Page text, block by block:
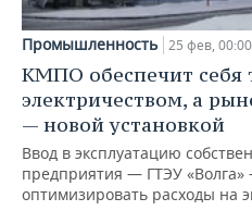
Промышленность 25 фев, 00:00
КМПО обеспечит себя
электричеством, а
— новой установкой
Ввод в эксплуатацию
предприятия — ГТЭУ «Волга»
оптимизировать расходы на